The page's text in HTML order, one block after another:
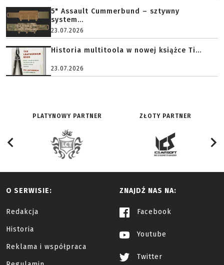
5" Assault Cummerbund – sztywny
system...
23.07.2026
Historia multitoola w nowej książce Ti...
23.07.2026
PLATYNOWY PARTNER ZŁOTY PARTNER
O SERWISIE:
Redakcja
Historia
Reklama i współpraca
ZNAJDŹ NAS NA:
Facebook
Youtube
Twitter